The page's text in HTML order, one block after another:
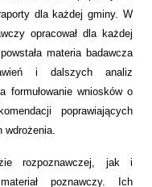
dla każdej gminy. W
opracował dla każdej
materia badawcza
i dalszych analiz
formułowanie wniosków o
poprawiających
wdrożenia.
rozpoznawczej, jak i
poznawczy. Ich